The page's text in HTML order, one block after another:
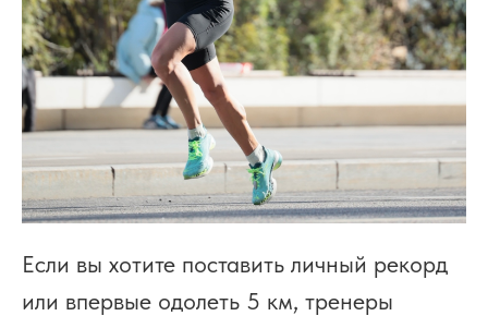
Если вы хотите поставить личный рекорд
или впервые одолеть 5 км, тренеры